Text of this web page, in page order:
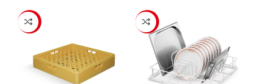
-23% -23%